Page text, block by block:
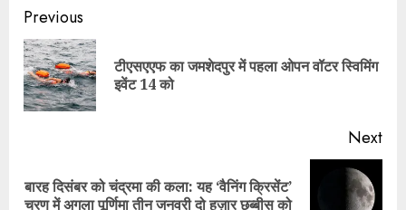
Continue
Reading
Previous
टीएसएएफ का जमशेदपुर में पहला ओपन वॉटर स्विमिंग
इवेंट 14 को
Next
Next
बारह दिसंबर को चंद्रमा की कला: यह ‘वैनिंग क्रिसेंट’
चरण में अगला पूर्णिमा तीन जनवरी दो हज़ार छब्बीस को